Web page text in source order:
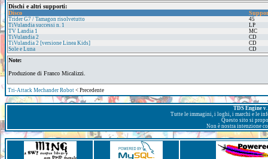
Dischi e altri supporti:
Disco
Trider G7 / Tamagon risolvetutto
45
TiVulandia successi n. 1
LP
TV Landia 1
MC
TiVulandia 2
CD
TiVulandia 2 [versione Linea Kids]
CD
Sole e Luna
CD
Note:
Produzione di Franco Micalizzi.
Tri-Attack Mechander Robot < Precedente
TDS Engine
Tutte le immagini, i loghi, i marchi e le
Questo sito si
Non è nostra intenzione